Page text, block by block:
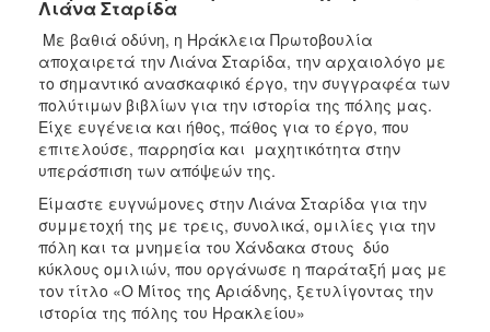
Λιάνα Σταρίδα
Με βαθιά οδύνη, η Ηράκλεια Πρωτοβουλία
αποχαιρετά την Λιάνα Σταρίδα, την αρχαιολόγο με
το σημαντικό ανασκαφικό έργο, την συγγραφέα των
πολύτιμων βιβλίων για την ιστορία της πόλης μας.
Είχε ευγένεια και ήθος, πάθος για το έργο, που
επιτελούσε, παρρησία και μαχητικότητα στην
υπεράσπιση των απόψεών της.
Είμαστε ευγνώμονες στην Λιάνα Σταρίδα για την
συμμετοχή της με τρεις, συνολικά, ομιλίες για την
πόλη και τα μνημεία του Χάνδακα στους δύο
κύκλους ομιλιών, που οργάνωσε η παράταξή μας με
τον τίτλο «Ο Μίτος της Αριάδνης, ξετυλίγοντας την
ιστορία της πόλης του Ηρακλείου»